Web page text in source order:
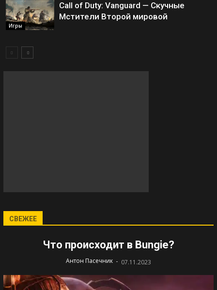
Игры
Call of Duty: Vanguard — Скучные
Мстители Второй мировой
СВЕЖЕЕ
Что происходит в Bungie?
Антон Пасечник - 07.11.2023